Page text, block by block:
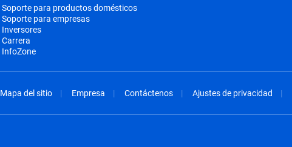
Soporte para productos domésticos
Soporte para empresas
Inversores
Carrera
InfoZone
Mapa del sitio Empresa Contáctenos Ajustes de privacidad